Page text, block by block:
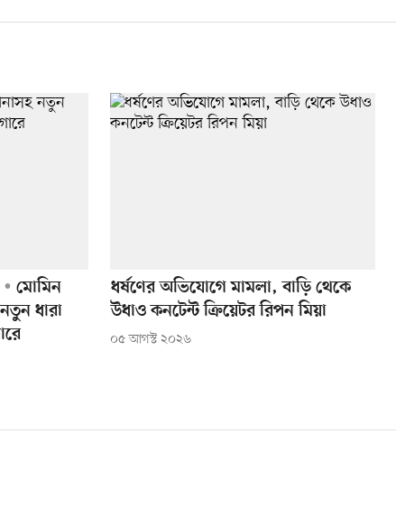
মোমিন
ধারা
ধর্ষণের অভিযোগে মামলা, বাড়ি থেকে
উধাও কনটেন্ট ক্রিয়েটর রিপন মিয়া
০৫ আগস্ট ২০২৬